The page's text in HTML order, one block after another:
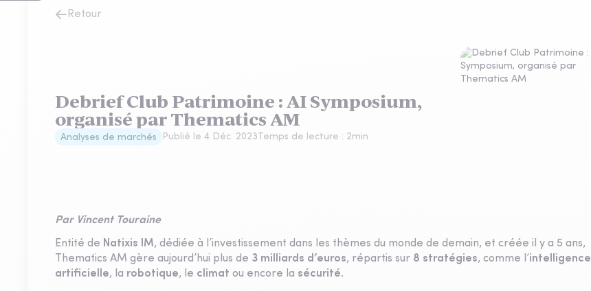
Retour
Debrief Club Patrimoine : AI Symposium,
organisé par Thematics AM
Analyses de marchés Publié le 4 Déc. 2023Temps de lecture : 2min
Par Vincent Touraine
Entité de Natixis IM, dédiée à l’investissement dans les thèmes du monde de demain, et créée il y a 5 ans,
Thematics AM gère aujourd’hui plus de 3 milliards d’euros, répartis sur 8 stratégies, comme l’intelligence
artificielle, la robotique, le climat ou encore la sécurité.